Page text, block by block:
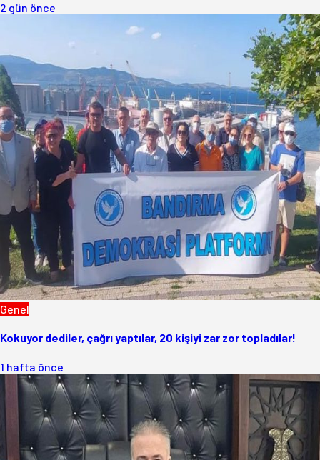
2 gün önce
Genel
Kokuyor dediler, çağrı yaptılar, 20 kişiyi zar zor topladılar!
1 hafta önce